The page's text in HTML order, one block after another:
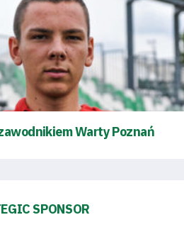
Warty Poznań
SPONSOR